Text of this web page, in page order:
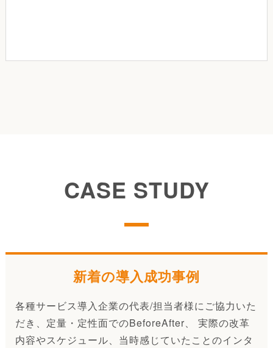
CASE STUDY
新着の導入成功事例
各種サービス導入企業の代表/担当者様にご協力いた
だき、定量・定性面でのBeforeAfter、 実際の改革
内容やスケジュール、当時感じていたことのインタ